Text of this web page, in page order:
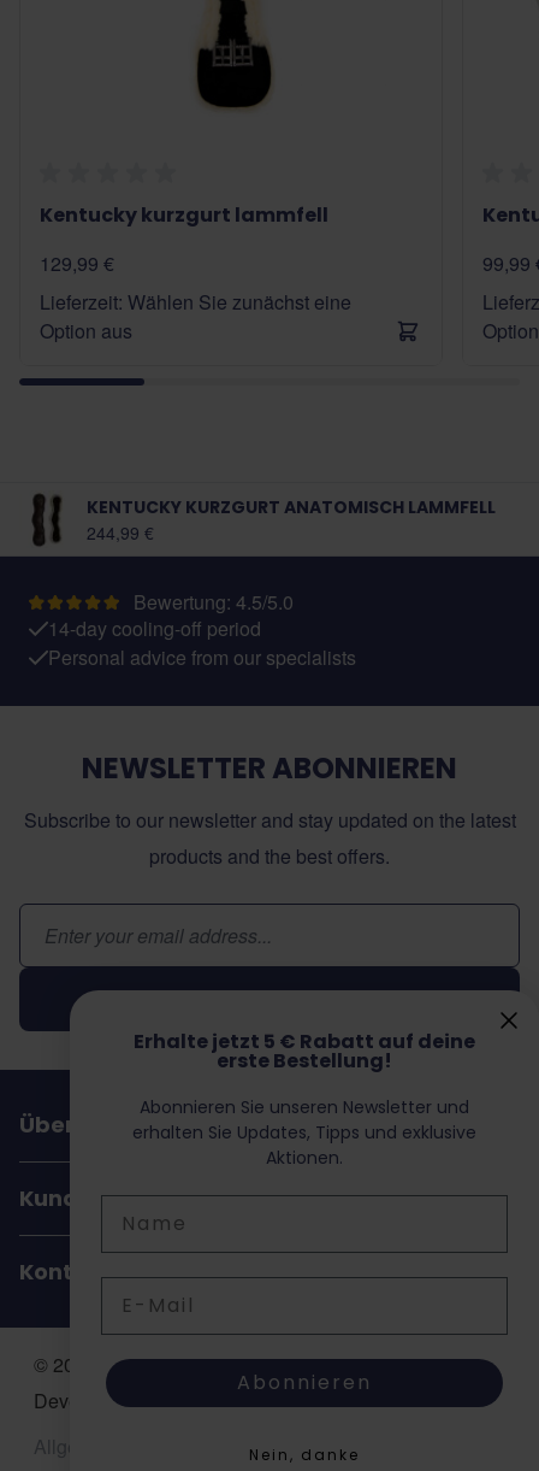
Kentucky kurzgurt lammfell
129,99 €
Lieferzeit: Wählen Sie zunächst eine
Option aus
99,99
KENTUCKY KURZGURT ANATOMISCH LAMMFELL
Ab:
244,99 €
Bewertung: 4.5/5.0
14-day cooling-off period
Personal advice from our specialists
NEWSLETTER ABONNIEREN
Subscribe to our newsletter and stay updated on the latest
products and the best offers.
E-Mail-Adresse
Abonnieren
Über Dochorse
Kundenservice
Kontakt
© 2026 Dochorse. All Rights Reserved. Design &
Development by -Accent Interactive
Allgemeine Geschäftsbedingungen (AGB)
Erhalte jetzt 5 € Rabatt auf deine
erste Bestellung!
Abonnieren Sie unseren Newsletter und
erhalten Sie Updates, Tipps und exklusive
Aktionen.
Abonnieren
Nein, danke